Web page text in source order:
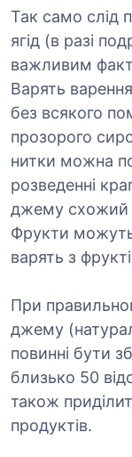
Так само слід
ягід (в разі
важливим
Варять
без всякого
прозорого
нитки можна
розведенні
джему схожий
Фрукти
варять з
При
джему
повинні бути
близько 50
також
продуктів.